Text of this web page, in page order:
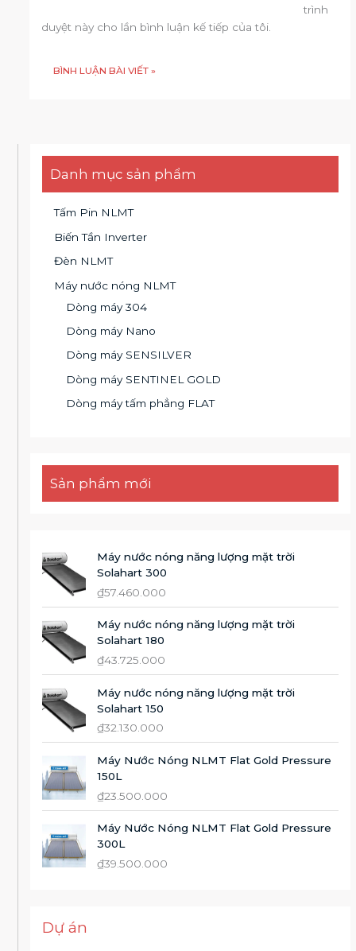
trình
duyệt này cho lần bình luận kế tiếp của tôi.
Danh mục sản phẩm
Tấm Pin NLMT
Biến Tần Inverter
Đèn NLMT
Máy nước nóng NLMT
Dòng máy 304
Dòng máy Nano
Dòng máy SENSILVER
Dòng máy SENTINEL GOLD
Dòng máy tấm phẳng FLAT
Sản phẩm mới
Máy nước nóng năng lượng mặt trời
Solahart 300
₫57.460.000
Máy nước nóng năng lượng mặt trời
Solahart 180
₫43.725.000
Máy nước nóng năng lượng mặt trời
Solahart 150
₫32.130.000
Máy Nước Nóng NLMT Flat Gold Pressure
150L
₫23.500.000
Máy Nước Nóng NLMT Flat Gold Pressure
300L
₫39.500.000
Dự án